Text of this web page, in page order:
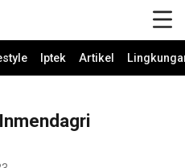
Iptek Artikel